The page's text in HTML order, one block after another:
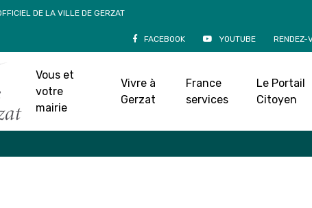
DE LA VILLE DE GERZAT
FACEBOOK YOUTUBE RENDEZ-
Vous et
votre
mairie
Vivre à
Gerzat
France
services
Le Portail
Citoyen
Accueil»Agenda